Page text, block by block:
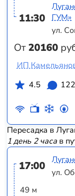
11:30
От20160
ГУМ»
ул.
ИП
4.5
122
Пересадка в
1 день 2 часав
17:00
49 м
ул.